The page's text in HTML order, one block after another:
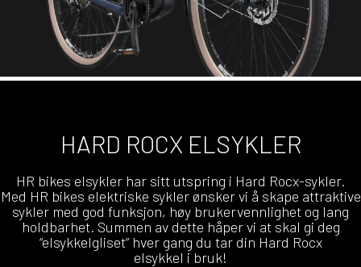
HARD ROCX ELSYKLER
HR bikes elsykler har sitt utspring i Hard Rocx-sykler.
Med HR bikes elektriske sykler ønsker vi å skape attraktive
sykler med god funksjon, høy brukervennlighet og lang
holdbarhet. Summen av dette håper vi at skal gi deg
“elsykkelgliset” hver gang du tar din Hard Rocx
elsykkel i bruk!